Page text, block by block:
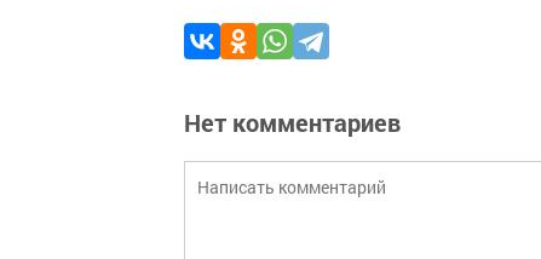
Нет комментариев